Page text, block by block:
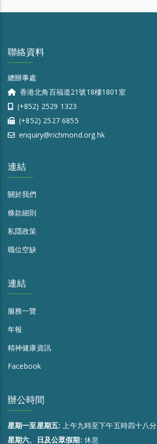
聯絡資料
總辦事處
香港北角百福道21號18樓1801室
(+852) 2529 1323
(+852) 2527 6855
enquiry@richmond.org.hk
連結
關於我們
條款細則
私隱政策
職位空缺
連結
服務一覽
年報
精神健康資訊
Facebook
辦公時間
星期一至星期五:上午九時至下午五時四十八分
星期六、日及公眾假期: 休息